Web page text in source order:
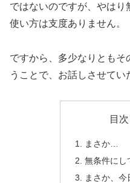
ではないのですが、やは
使い方は支度ありません。
ですから、多少なりとも
うことで、お話しさせてい
目次
まさか…
無条件にし
まさか、今